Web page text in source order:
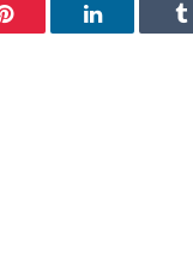
Pinterest LinkedIn